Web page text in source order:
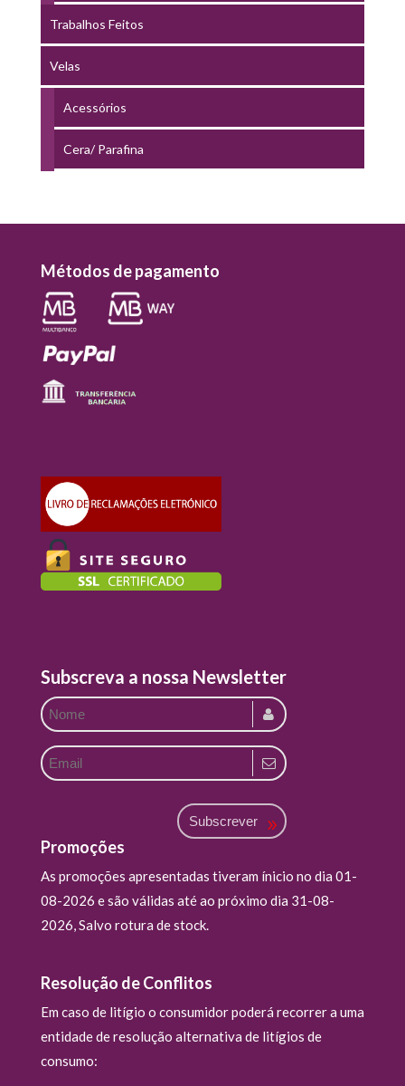
Trabalhos Feitos
Velas
Acessórios
Cera/ Parafina
Métodos de pagamento
Subscreva a nossa Newsletter
Subscrever
Promoções
As promoções apresentadas tiveram ínicio no dia 01-
08-2026 e são válidas até ao próximo dia 31-08-
2026, Salvo rotura de stock.
Resolução de Conflitos
Em caso de litígio o consumidor poderá recorrer a uma
entidade de resolução alternativa de litígios de
consumo: